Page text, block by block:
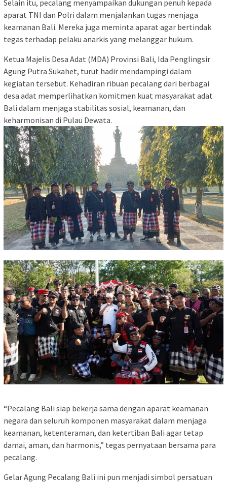
Selain itu, pecalang menyampaikan dukungan penuh kepada
aparat TNI dan Polri dalam menjalankan tugas menjaga
keamanan Bali. Mereka juga meminta aparat agar bertindak
tegas terhadap pelaku anarkis yang melanggar hukum.
Ketua Majelis Desa Adat (MDA) Provinsi Bali, Ida Penglingsir
Agung Putra Sukahet, turut hadir mendampingi dalam
kegiatan tersebut. Kehadiran ribuan pecalang dari berbagai
desa adat memperlihatkan komitmen kuat masyarakat adat
Bali dalam menjaga stabilitas sosial, keamanan, dan
keharmonisan di Pulau Dewata.
“Pecalang Bali siap bekerja sama dengan aparat keamanan
negara dan seluruh komponen masyarakat dalam menjaga
keamanan, ketenteraman, dan ketertiban Bali agar tetap
damai, aman, dan harmonis,” tegas pernyataan bersama para
pecalang.
Gelar Agung Pecalang Bali ini pun menjadi simbol persatuan